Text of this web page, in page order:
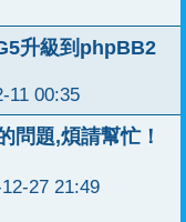
升級到phpBB2
11 00:35
問題,煩請幫忙！
27 21:49